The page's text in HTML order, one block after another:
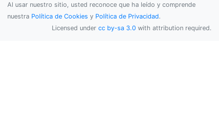
Al usar nuestro sitio, usted reconoce que ha leído y comprende
nuestra Política de Cookies y Política de Privacidad.
Licensed under cc by-sa 3.0 with attribution required.